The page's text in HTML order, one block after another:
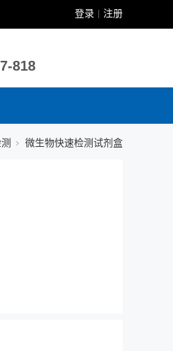
登录 注册
818
微生物快速检测试剂盒